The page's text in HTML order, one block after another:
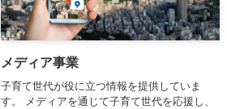
メディア事業
子育て世代が役に立つ情報を提供していま
す。 メディアを通じて子育て世代を応援し、